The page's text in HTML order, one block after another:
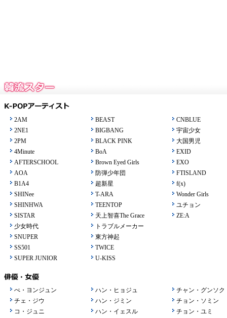
2AM
2NE1
2PM
4Minute
AFTERSCHOOL
AOA
B1A4
BEAST
BIGBANG
BLACK PINK
BoA
Brown Eyed Girls
防弾少年団
超新星
CNBLUE
宇宙少女
大国男児
EXID
EXO
FTISLAND
f(x)
SHINee
SHINHWA
SISTAR
少女時代
SNUPER
SS501
SUPER JUNIOR
T-ARA
TEENTOP
天上智喜The Grace
トラブルメーカー
東方神起
TWICE
U-KISS
Wonder Girls
ユチョン
ZE:A
ぺ・ヨンジュン
チェ・ジウ
コ・ジュニ
ハン・ヒョジュ
ハン・ジミン
ハン・イェスル
チャン・グンソク
チョン・ソミン
チョン・ユミ